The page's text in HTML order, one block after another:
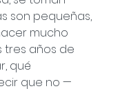
son pequeñas,
mucho
tres años de
qué
que no —